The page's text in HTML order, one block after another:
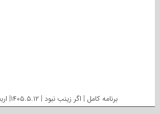
برنامه کامل | اگر زینب نبود | ۱۴۰۵.۵.۱۲| اربعین ۱۴۰۵